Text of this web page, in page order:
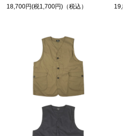
18,700円(税1,700円)（税込）